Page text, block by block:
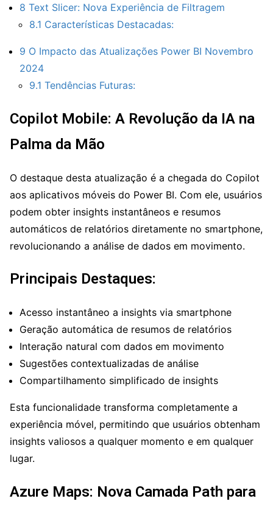
8 Text Slicer: Nova Experiência de Filtragem
8.1 Características Destacadas:
9 O Impacto das Atualizações Power BI Novembro
2024
9.1 Tendências Futuras:
Copilot Mobile: A Revolução da IA na
Palma da Mão
O destaque desta atualização é a chegada do Copilot
aos aplicativos móveis do Power BI. Com ele, usuários
podem obter insights instantâneos e resumos
automáticos de relatórios diretamente no smartphone,
revolucionando a análise de dados em movimento.
Principais Destaques:
Acesso instantâneo a insights via smartphone
Geração automática de resumos de relatórios
Interação natural com dados em movimento
Sugestões contextualizadas de análise
Compartilhamento simplificado de insights
Esta funcionalidade transforma completamente a
experiência móvel, permitindo que usuários obtenham
insights valiosos a qualquer momento e em qualquer
lugar.
Azure Maps: Nova Camada Path para